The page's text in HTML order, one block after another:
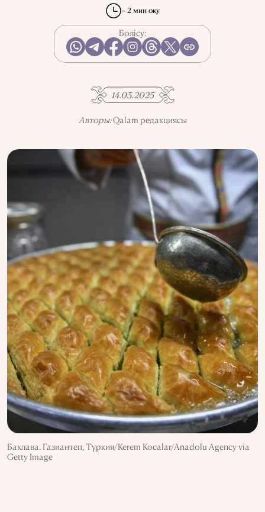
КСРО-ДАҒЫ ҚУҒЫН-СҮРГІН
ЭЛЕМЕНТТЕР
ҒЫЛЫМ ТАРИХЫ
МАМАНДЫҚТАР
ҚҰПИЯЛЫЛЫҚ САЯСАТЫ
QALAM ЖОБАСЫ ТУРАЛЫ
QALAM-ДАҒЫ ЖАРНАМА
~ 2 мин оқу
Бөлісу:
14.03.2025
Авторы:Qalam редакциясы
Баклава. Газиантеп, Түркия/Kerem Kocalar/Anadolu Agency via
Getty Image